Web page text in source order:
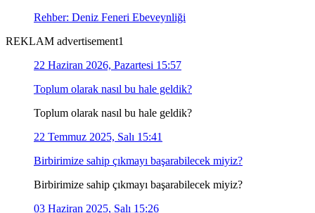
Rehber: Deniz Feneri Ebeveynliği
REKLAM advertisement1
22 Haziran 2026, Pazartesi 15:57
Toplum olarak nasıl bu hale geldik?
Toplum olarak nasıl bu hale geldik?
22 Temmuz 2025, Salı 15:41
Birbirimize sahip çıkmayı başarabilecek miyiz?
Birbirimize sahip çıkmayı başarabilecek miyiz?
03 Haziran 2025, Salı 15:26